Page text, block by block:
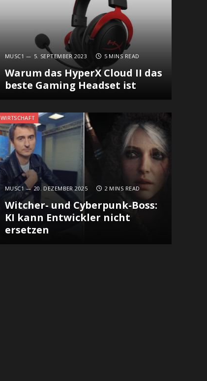
MUSC1 5. SEPTEMBER 2023 5 MINS READ
Warum das HyperX Cloud II das
beste Gaming Headset ist
WIRTSCHAFT
MUSC1 20. DEZEMBER 2025 2 MINS READ
Witcher- und Cyberpunk-Boss:
KI kann Entwickler nicht
ersetzen